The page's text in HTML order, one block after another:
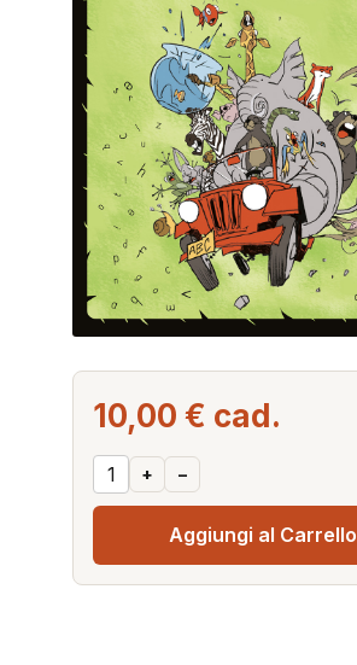
10,00 € cad.
+ –
Aggiungi al Carrello